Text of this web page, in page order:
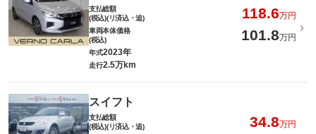
支払総額
(税込)(リ済込・追)
118.6万円
車両本体価格
(税込)
101.8万円
年式2023年
走行2.5万km
スイフト
支払総額
(税込)(リ済込・追)
34.8万円